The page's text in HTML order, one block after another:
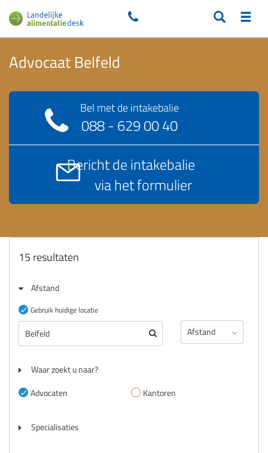
Advocaat Belfeld
Bel met de intakebalie
088 - 629 00 40
Bericht de intakebalie
via het formulier
15 resultaten
Afstand
Gebruik huidige locatie
Waar zoekt u naar?
Advocaten
Kantoren
Specialisaties